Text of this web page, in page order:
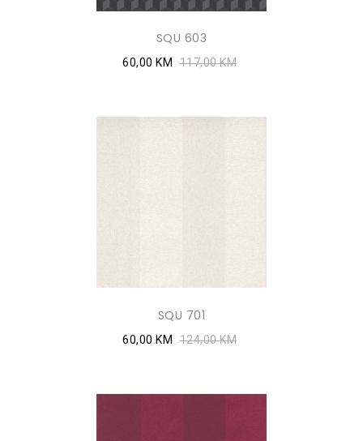
SQU 603
60,00 KM 117,00 KM
SQU 701
60,00 KM 124,00 KM